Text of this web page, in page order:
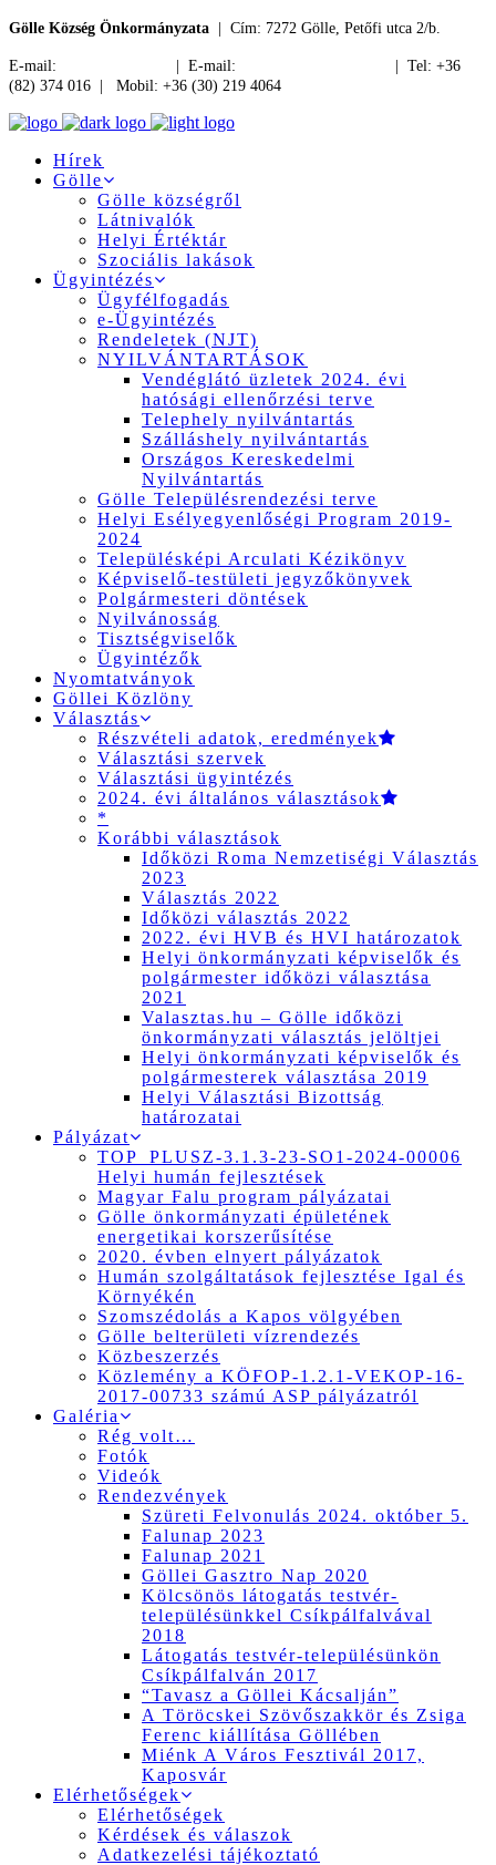
Gölle Község Önkormányzata | Cím: 7272 Gölle, Petőfi utca 2/b.
E-mail: | E-mail:
| Tel: +36
(82) 374 016 | Mobil: +36 (30) 219 4064
Hírek
Gölle
Gölle községről
Látnivalók
Helyi Értéktár
Szociális lakások
Ügyintézés
Ügyfélfogadás
e-Ügyintézés
Rendeletek (NJT)
NYILVÁNTARTÁSOK
Vendéglátó üzletek 2024. évi
hatósági ellenőrzési terve
Telephely nyilvántartás
Szálláshely nyilvántartás
Országos Kereskedelmi
Nyilvántartás
Gölle Településrendezési terve
Helyi Esélyegyenlőségi Program 2019-
2024
Településképi Arculati Kézikönyv
Képviselő-testületi jegyzőkönyvek
Polgármesteri döntések
Nyilvánosság
Tisztségviselők
Ügyintézők
Nyomtatványok
Göllei Közlöny
Választás
Részvételi adatok, eredmények
Választási szervek
Választási ügyintézés
2024. évi általános választások
*
Korábbi választások
Időközi Roma Nemzetiségi Választás
2023
Választás 2022
Időközi választás 2022
2022. évi HVB és HVI határozatok
Helyi önkormányzati képviselők és
polgármester időközi választása
2021
Valasztas.hu – Gölle időközi
önkormányzati választás jelöltjei
Helyi önkormányzati képviselők és
polgármesterek választása 2019
Helyi Választási Bizottság
határozatai
Pályázat
TOP_PLUSZ-3.1.3-23-SO1-2024-00006
Helyi humán fejlesztések
Magyar Falu program pályázatai
Gölle önkormányzati épületének
energetikai korszerűsítése
2020. évben elnyert pályázatok
Humán szolgáltatások fejlesztése Igal és
Környékén
Szomszédolás a Kapos völgyében
Gölle belterületi vízrendezés
Közbeszerzés
Közlemény a KÖFOP-1.2.1-VEKOP-16-
2017-00733 számú ASP pályázatról
Galéria
Rég volt…
Fotók
Videók
Rendezvények
Szüreti Felvonulás 2024. október 5.
Falunap 2023
Falunap 2021
Göllei Gasztro Nap 2020
Kölcsönös látogatás testvér-
településünkkel Csíkpálfalvával
2018
Látogatás testvér-településünkön
Csíkpálfalván 2017
“Tavasz a Göllei Kácsalján”
A Töröcskei Szövőszakkör és Zsiga
Ferenc kiállítása Göllében
Miénk A Város Fesztivál 2017,
Kaposvár
Elérhetőségek
Elérhetőségek
Kérdések és válaszok
Adatkezelési tájékoztató